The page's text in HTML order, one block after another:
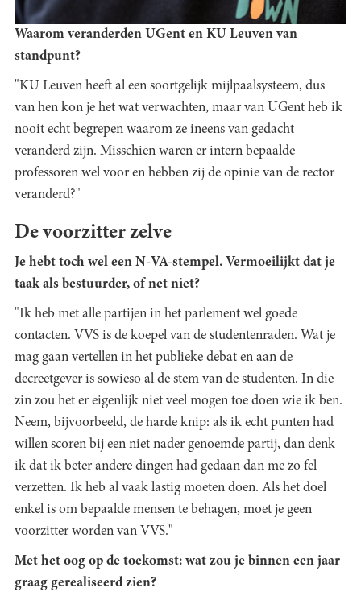
Waarom veranderden UGent en KU Leuven van
standpunt?
"KU Leuven heeft al een soortgelijk mijlpaalsysteem, dus
van hen kon je het wat verwachten, maar van UGent heb ik
nooit echt begrepen waarom ze ineens van gedacht
veranderd zijn. Misschien waren er intern bepaalde
professoren wel voor en hebben zij de opinie van de rector
veranderd?"
De voorzitter zelve
Je hebt toch wel een N-VA-stempel. Vermoeilijkt dat je
taak als bestuurder, of net niet?
"Ik heb met alle partijen in het parlement wel goede
contacten. VVS is de koepel van de studentenraden. Wat je
mag gaan vertellen in het publieke debat en aan de
decreetgever is sowieso al de stem van de studenten. In die
zin zou het er eigenlijk niet veel mogen toe doen wie ik ben.
Neem, bijvoorbeeld, de harde knip: als ik echt punten had
willen scoren bij een niet nader genoemde partij, dan denk
ik dat ik beter andere dingen had gedaan dan me zo fel
verzetten. Ik heb al vaak lastig moeten doen. Als het doel
enkel is om bepaalde mensen te behagen, moet je geen
voorzitter worden van VVS."
Met het oog op de toekomst: wat zou je binnen een jaar
graag gerealiseerd zien?